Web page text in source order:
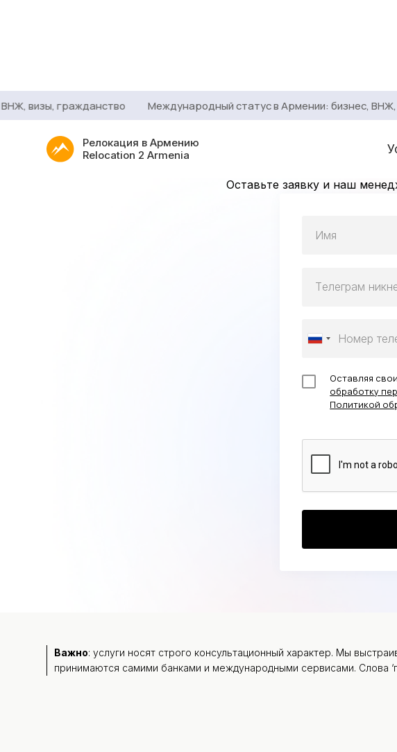
визы, гражданство Международный статус в Армении: бизнес, ВНЖ,
Релокация в Армению
Relocation 2 Armenia
Оставьте заявку и наш
Оставляя
обработку
Политикой
Важно: услуги носят строго консультационный характер. Мы
принимаются самими банками и международными сервисами. Слова